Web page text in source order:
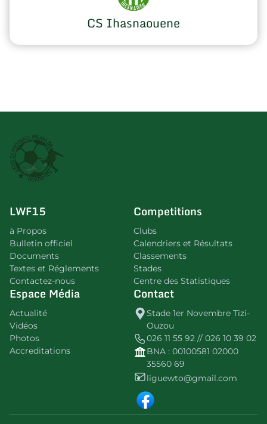
CS Ihasnaouene
LWF15
à Propos
Bulletin officiel
Documents
Textes et Réglements
Contactez-nous
Competitions
Clubs
Calendriers et Résultats
Classements
Stades
Centre des Statistiques
Espace Média
Actualité
Vidéos
Photos
Accreditations
Contact
Stade 1er Novembre Tizi-
Ouzou
026 11 55 92 // 026 10 39 02
BNA : 00100581 02000
35560 69
liguewto@gmail.com